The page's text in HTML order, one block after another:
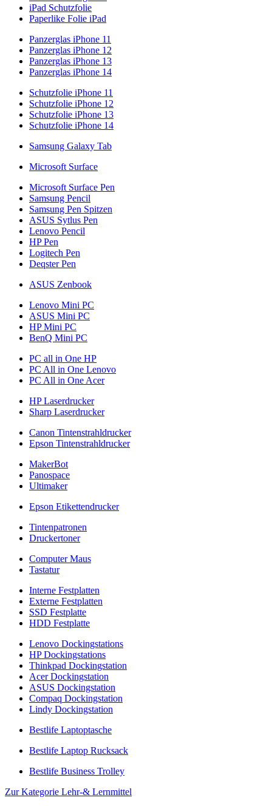
iPad Schutzfolie
Paperlike Folie iPad
Panzerglas iPhone 11
Panzerglas iPhone 12
Panzerglas iPhone 13
Panzerglas iPhone 14
Schutzfolie iPhone 11
Schutzfolie iPhone 12
Schutzfolie iPhone 13
Schutzfolie iPhone 14
Samsung Galaxy Tab
Microsoft Surface
Microsoft Surface Pen
Samsung Pencil
Samsung Pen Spitzen
ASUS Sytlus Pen
Lenovo Pencil
HP Pen
Logitech Pen
Deqster Pen
ASUS Zenbook
Lenovo Mini PC
ASUS Mini PC
HP Mini PC
BenQ Mini PC
PC all in One HP
PC All in One Lenovo
PC All in One Acer
HP Laserdrucker
Sharp Laserdrucker
Canon Tintenstrahldrucker
Epson Tintenstrahldrucker
MakerBot
Panospace
Ultimaker
Epson Etikettendrucker
Tintenpatronen
Druckertoner
Computer Maus
Tastatur
Interne Festplatten
Externe Festplatten
SSD Festplatte
HDD Festplatte
Lenovo Dockingstations
HP Dockingstations
Thinkpad Dockingstation
Acer Dockingstation
ASUS Dockingstation
Compaq Dockingstation
Lindy Dockingstation
Bestlife Laptoptasche
Bestlife Laptop Rucksack
Bestlife Business Trolley
Zur Kategorie Lehr-& Lernmittel